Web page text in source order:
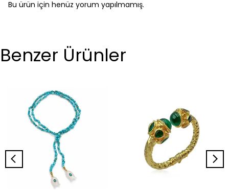
Bu ürün için henüz yorum yapılmamış.
Benzer Ürünler